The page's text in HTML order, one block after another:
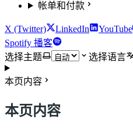
帐单和付款
X (Twitter) LinkedIn YouTube
Spotify 播客
选择主题
选择语言
本页内容
本页内容